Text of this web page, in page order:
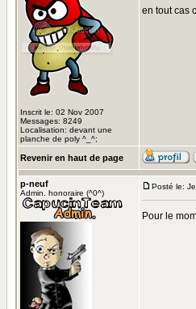
Inscrit le: 02 Nov 2007
Messages: 8249
Localisation: devant une
planche de poly ^_^;
en tout cas
Revenir en haut de page
p-neuf
Admin. honoraire (^0^)
Posté le:
Pour le